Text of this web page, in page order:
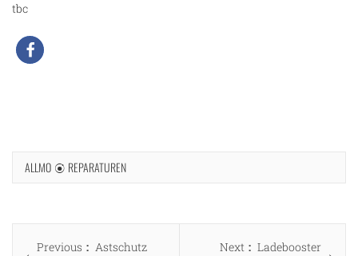
tbc
ALLMO REPARATUREN
Beitragsnavigation
Previous
Previous
Astschutz
Next
Next
Ladebooster